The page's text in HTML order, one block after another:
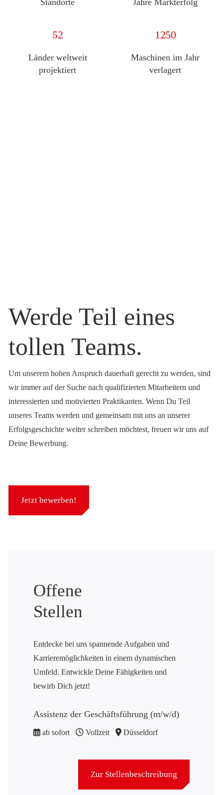
52
Länder weltweit
projektiert
1250
Maschinen im Jahr
verlagert
Werde Teil eines
tollen Teams.
Um unserem hohen Anspruch dauerhaft gerecht zu werden, sind
wir immer auf der Suche nach qualifizierten Mitarbeitern und
interessierten und motivierten Praktikanten. Wenn Du Teil
unseres Teams werden und gemeinsam mit uns an unserer
Erfolgsgeschichte weiter schreiben möchtest, freuen wir uns auf
Deine Bewerbung.
Jetzt bewerben!
Offene
Stellen
Entdecke bei uns spannende Aufgaben und
Karrieremöglichkeiten in einem dynamischen
Umfeld. Entwickle Deine Fähigkeiten und
bewirb Dich jetzt!
Assistenz der Geschäftsführung (m/w/d)
ab sofort Vollzeit Düsseldorf
Zur Stellenbeschreibung